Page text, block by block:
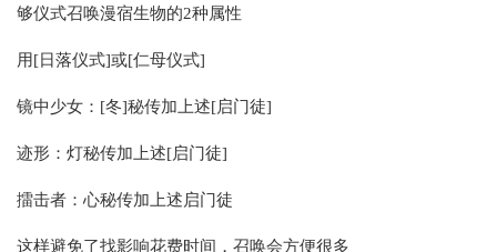
够仪式召唤漫宿生物的2种属性
用[日落仪式]或[仁母仪式]
镜中少女：[冬]秘传加上述[启门徒]
迹形：灯秘传加上述[启门徒]
擂击者：心秘传加上述启门徒
这样避免了找影响花费时间，召唤会方便很多